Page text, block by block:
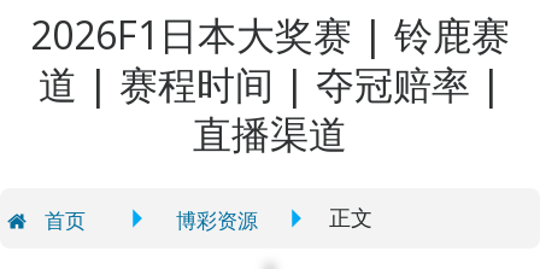
2026F1日本大奖赛 | 铃鹿赛
道 | 赛程时间 | 夺冠赔率 |
直播渠道
首页 博彩资源 正文